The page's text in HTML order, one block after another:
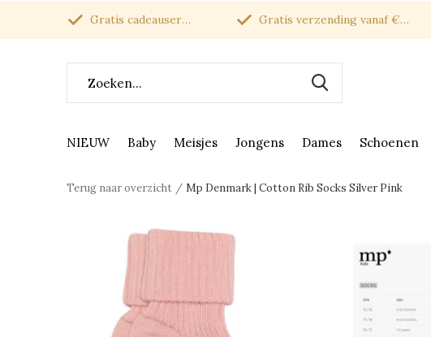
NIEUW Baby Meisjes Jongens Dames Schoenen
Gratis cadeauservice Gratis verzending vanaf €150*
Terug naar overzicht Mp Denmark | Cotton Rib Socks Silver Pink